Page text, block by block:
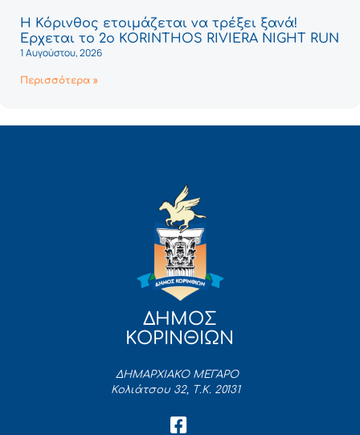
Η Κόρινθος ετοιμάζεται να τρέξει ξανά!
Έρχεται το 2ο KORINTHOS RIVIERA NIGHT RUN
1 Αυγούστου, 2026
Περισσότερα »
ΔΗΜΟΣ
ΚΟΡΙΝΘΙΩΝ
ΔΗΜΑΡΧΙΑΚΟ ΜΕΓΑΡΟ
Κολιάτσου 32, Τ.Κ. 20131